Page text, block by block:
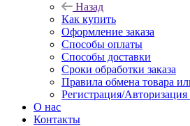
Назад
Как купить
Оформление заказа
Способы оплаты
Способы доставки
Сроки обработки заказа
Правила обмена товара
Регистрация/
О нас
Контакты